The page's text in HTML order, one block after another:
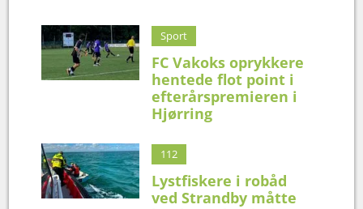
Sport
FC Vakoks oprykkere
hentede flot point i
efterårspremieren i
Hjørring
112
Lystfiskere i robåd
ved Strandby måtte